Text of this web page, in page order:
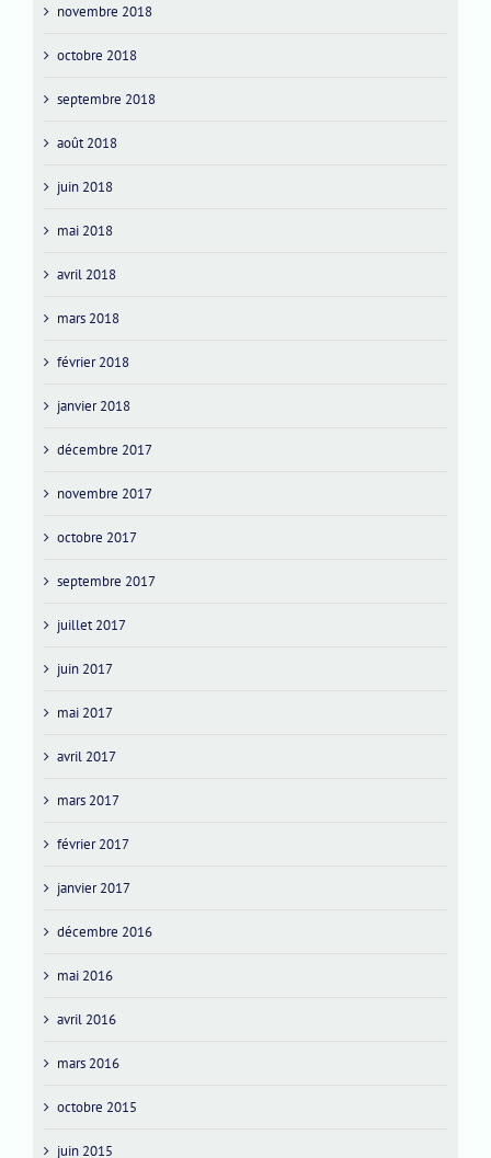
novembre 2018
octobre 2018
septembre 2018
août 2018
juin 2018
mai 2018
avril 2018
mars 2018
février 2018
janvier 2018
décembre 2017
novembre 2017
octobre 2017
septembre 2017
juillet 2017
juin 2017
mai 2017
avril 2017
mars 2017
février 2017
janvier 2017
décembre 2016
mai 2016
avril 2016
mars 2016
octobre 2015
juin 2015